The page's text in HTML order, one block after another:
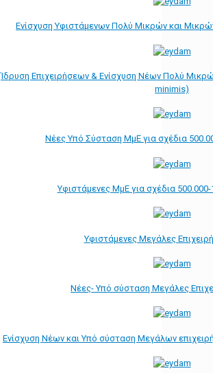
Ενίσχυση Υφιστάμενων Πολύ Μικρών και
Ίδρυση Επιχειρήσεων & Ενίσχυση Νέων Πολύ
minimis)
Νέες Υπό Σύσταση ΜμΕ για σχέδια
Υφιστάμενες ΜμΕ για σχέδια
Υφιστάμενες Μεγάλες
Νέες- Υπό σύσταση Μεγάλες
Ενίσχυση Νέων και Υπό σύσταση Μεγάλων